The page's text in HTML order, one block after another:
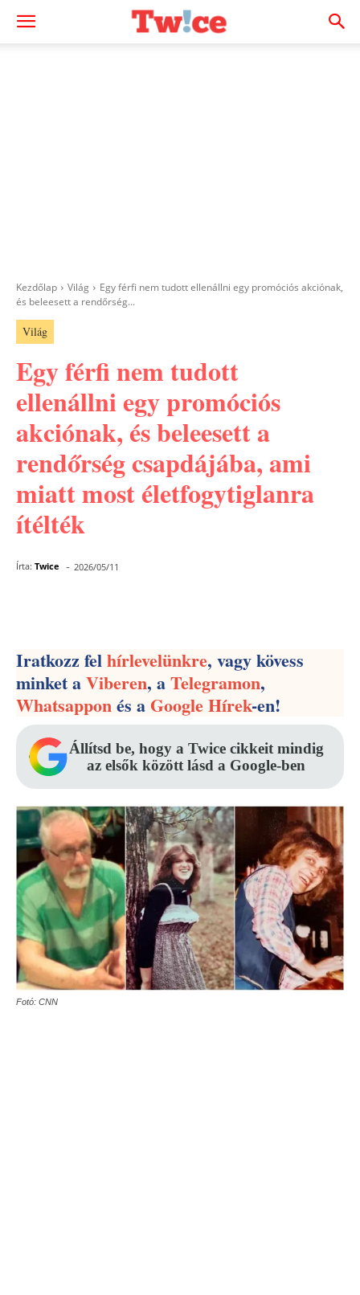
Kezdőlap Világ
Egy férfi nem tudott ellenállni egy promóciós akciónak,
és beleesett a rendőrség...
Világ
Egy férfi nem tudott
ellenállni egy promóciós
akciónak, és beleesett a
rendőrség csapdájába, ami
miatt most életfogytiglanra
ítélték
Írta: Twice - 2026/05/11
Iratkozz felhírlevelünkre, vagy kövess
minket aViberen, aTelegramon,
Whatsapponés aGoogle Hírek-en!
Állítsd be, hogy a Twice cikkeit mindig
az elsők között lásd a Google-ben
Fotó: CNN